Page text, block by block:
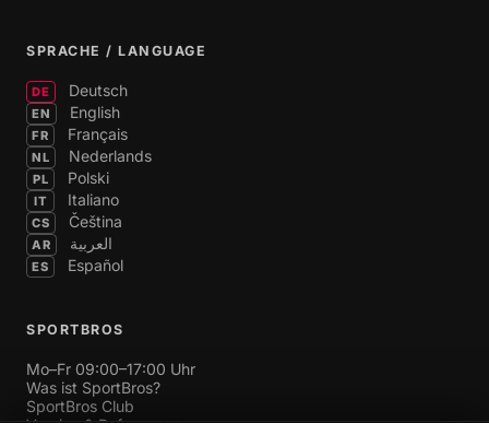
SPRACHE / LANGUAGE
DE Deutsch
EN English
FR Français
NL Nederlands
PL Polski
IT Italiano
CS Čeština
AR العربية
ES Español
SPORTBROS
Mo–Fr 09:00–17:00 Uhr
Was ist SportBros?
SportBros Club